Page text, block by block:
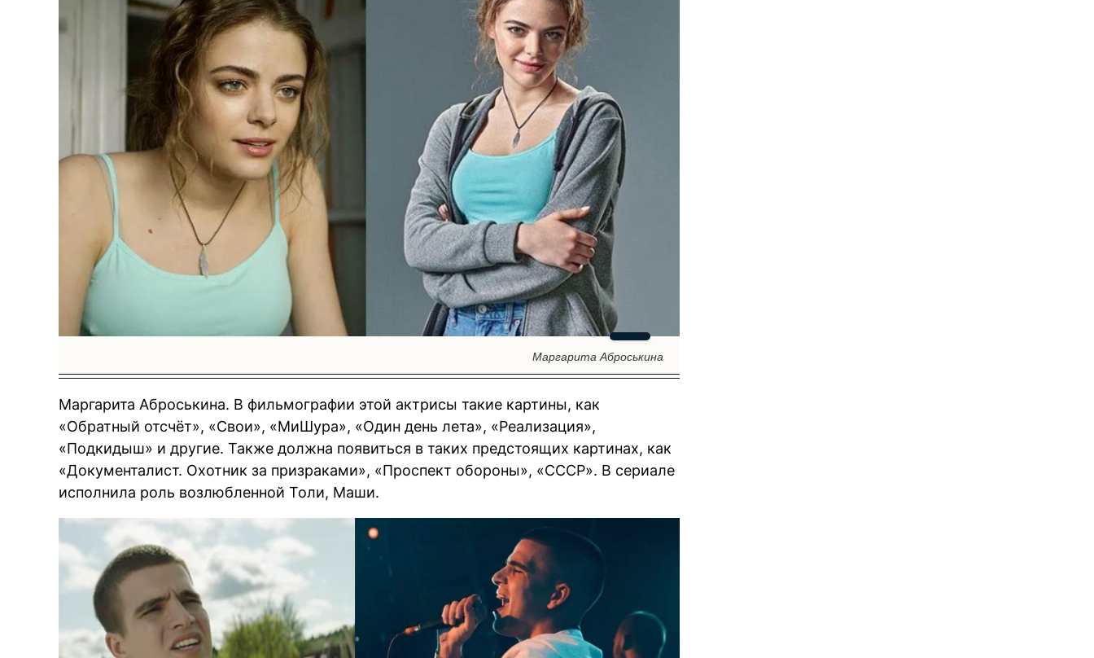
Маргарита Аброськина
Маргарита Аброськина. В фильмографии этой актрисы такие картины, как
«Обратный отсчёт», «Свои», «МиШура», «Один день лета», «Реализация»,
«Подкидыш» и другие. Также должна появиться в таких предстоящих картинах, как
«Документалист. Охотник за призраками», «Проспект обороны», «СССР». В сериале
исполнила роль возлюбленной Толи, Маши.